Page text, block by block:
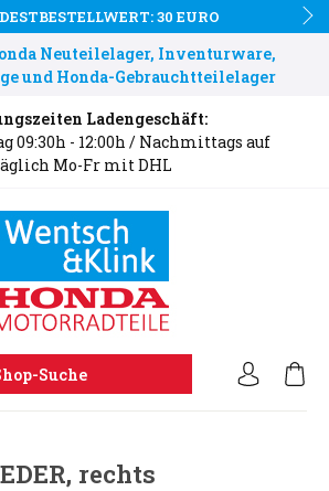
30 EURO
Neuteilelager, Inventurware,
und Honda-Gebrauchtteilelager
Ladengeschäft:
09:30h - 12:00h / Nachmittags auf
Mo-Fr mit DHL
Suche
rechts